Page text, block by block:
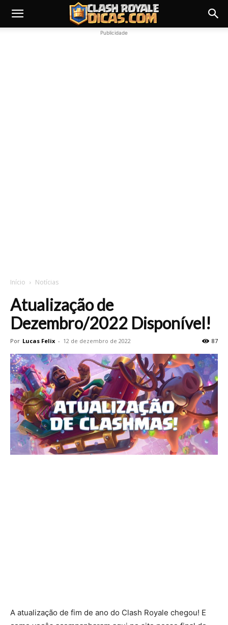
Publicidade
Início Notícias
Atualização de
Dezembro/2022 Disponível!
Por Lucas Felix - 12 de dezembro de 2022 87
A atualização de fim de ano do Clash Royale chegou! E